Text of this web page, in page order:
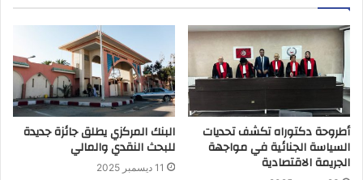
أطروحة دكتوراه تكشف تحديات
السياسة الجنائية في مواجهة
الجريمة الاقتصادية
البنك المركزي يطلق جائزة جديدة
للبحث النقدي والمالي
11 ديسمبر 2025